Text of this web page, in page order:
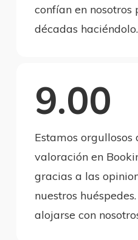
confían en
décadas haciéndolo.
9.00
Estamos orgullosos
valoración en
gracias a las
nuestros
alojarse con